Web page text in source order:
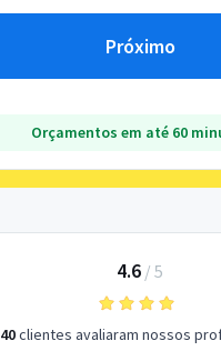
Próximo
Orçamentos em até 60
4.6 / 5
40clientes avaliaram nossos